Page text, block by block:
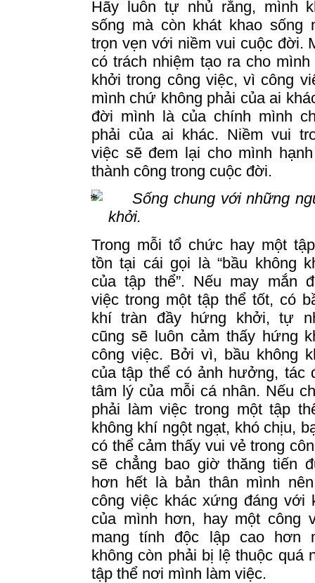
Hãy luôn tự nhủ rằng, mình
sống mà còn khát khao sống
trọn vẹn với niềm vui cuộc đời.
có trách nhiệm tạo ra cho
khởi trong công việc, vì công
mình chứ không phải của ai
đời mình là của chính mình
phải của ai khác. Niềm vui
việc sẽ đem lại cho mình
thành công trong cuộc đời.
Sống chungvới những
khởi.
Trong mỗi tổ chức hay một
tồn tại cái gọi là “bầu không
của tập thể”. Nếu may mắn
việc trong một tập thể tốt, có
khí tràn đầy hứng khởi, tự
cũng sẽ luôn cảm thấy hứng
công việc. Bởi vì, bầu không
của tập thể có ảnh hưởng, tác
tâm lý của mỗi cá nhân. Nếu
phải làm việc trong một tập
không khí ngột ngạt, khó chịu,
có thể cảm thấy vui vẻ trong
sẽ chẳng bao giờ thăng tiến
hơn hết là bản thân mình
công việc khác xứng đáng với
của mình hơn, hay một công
mang tính độc lập cao hơn
không còn phải bị lệ thuộc quá
tập thể nơi mình làm việc.